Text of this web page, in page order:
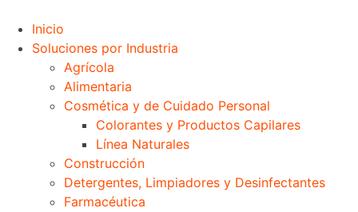
Inicio
Soluciones por Industria
Agrícola
Alimentaria
Cosmética y de Cuidado Personal
Colorantes y Productos Capilares
Línea Naturales
Construcción
Detergentes, Limpiadores y Desinfectantes
Farmacéutica